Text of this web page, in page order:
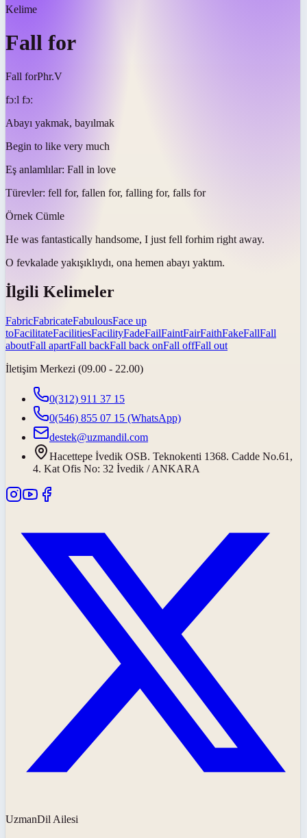
Kelime
Fall for
Fall forPhr.V
fɔːl fɔː
Abayı yakmak, bayılmak
Begin to like very much
Eş anlamlılar: Fall in love
Türevler: fell for, fallen for, falling for, falls for
Örnek Cümle
He was fantastically handsome, I just fell forhim right away.
O fevkalade yakışıklıydı, ona hemen abayı yaktım.
İlgili Kelimeler
FabricFabricateFabulousFace up
toFacilitateFacilitiesFacilityFadeFailFaintFairFaithFakeFallFall
aboutFall apartFall backFall back onFall offFall out
İletişim Merkezi (09.00 - 22.00)
0(312) 911 37 15
0(546) 855 07 15 (WhatsApp)
destek@uzmandil.com
Hacettepe İvedik OSB. Teknokenti 1368. Cadde No.61,
4. Kat Ofis No: 32 İvedik / ANKARA
UzmanDil Ailesi